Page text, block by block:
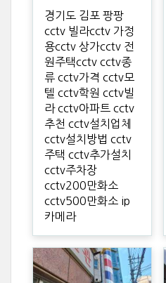
경기도 김포 팡팡
cctv 빌라cctv 가정
용cctv 상가cctv 전
원주택cctv cctv종
류 cctv가격 cctv모
텔 cctv학원 cctv빌
라 cctv아파트 cctv
추천 cctv설치업체
cctv설치방법 cctv
주택 cctv추가설치
cctv주차장
cctv200만화소
cctv500만화소 ip
카메라